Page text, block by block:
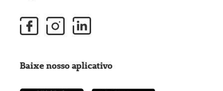
Baixe nosso aplicativo